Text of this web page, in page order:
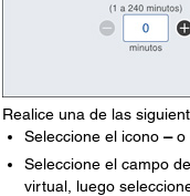
Realice una de las
Seleccione el icono –o
Seleccione el campo
virtual, luego